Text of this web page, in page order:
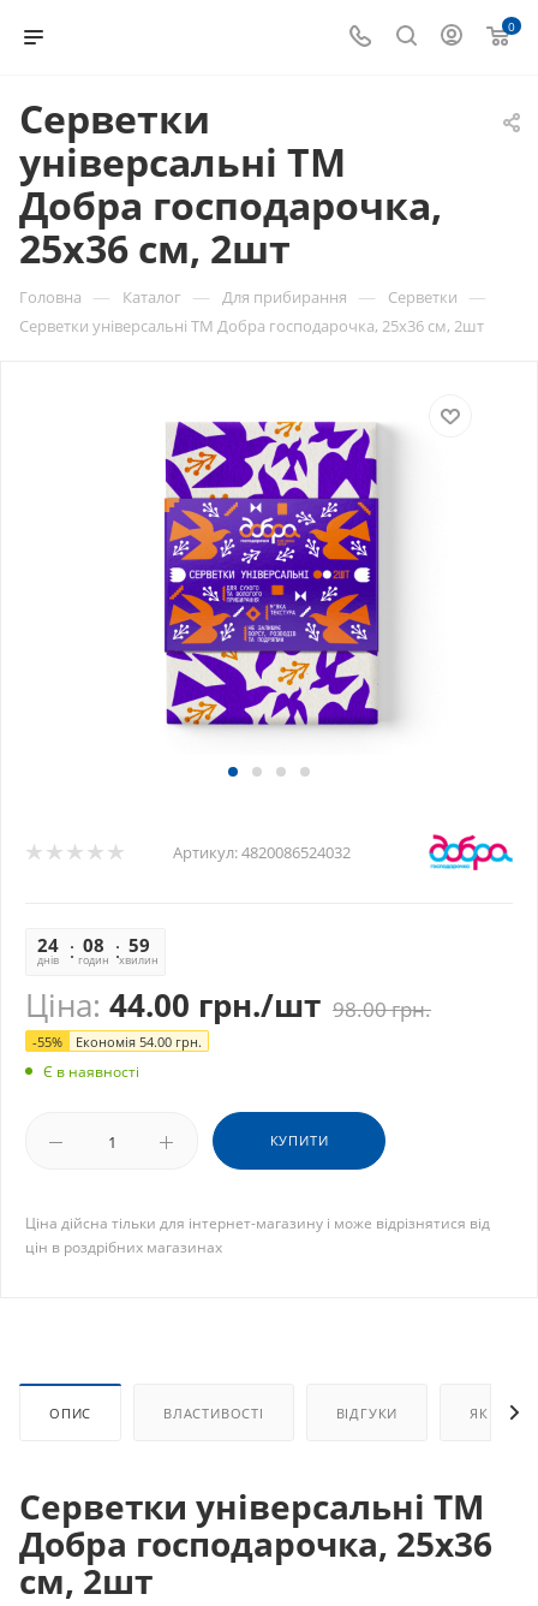
0
Серветки
універсальні ТМ
Добра господарочка,
25х36 см, 2шт
Головна — Каталог — Для прибирання — Серветки —
Серветки універсальні ТМ Добра господарочка, 25х36 см, 2шт
Артикул:4820086524032
24
днів
08
годин
59
хвилин
Ціна: 44.00 грн./шт 98.00грн.
-55% Економія 54.00 грн.
Є в наявності
КУПИТИ
Ціна дійсна тільки для інтернет-магазину і може відрізнятися від
цін в роздрібних магазинах
ОПИС ВЛАСТИВОСТІ ВІДГУКИ ЯК
Серветки універсальні ТМ
Добра господарочка, 25х36
см, 2шт